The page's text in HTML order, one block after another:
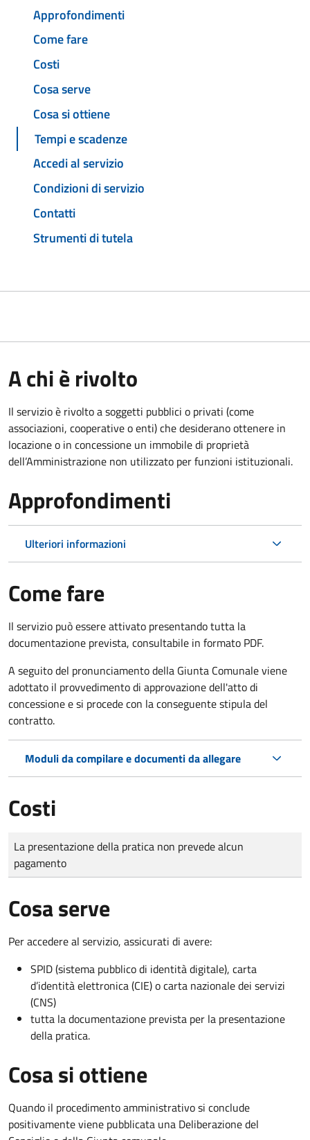
Approfondimenti
Come fare
Costi
Cosa serve
Cosa si ottiene
Tempi e scadenze
Accedi al servizio
Condizioni di servizio
Contatti
Strumenti di tutela
A chi è rivolto
Il servizio è rivolto a soggetti pubblici o privati (come
associazioni, cooperative o enti) che desiderano ottenere in
locazione o in concessione un immobile di proprietà
dell’Amministrazione non utilizzato per funzioni istituzionali.
Approfondimenti
Ulteriori informazioni
Come fare
Il servizio può essere attivato presentando tutta la
documentazione prevista, consultabile in formato PDF.
A seguito del pronunciamento della Giunta Comunale viene
adottato il provvedimento di approvazione dell'atto di
concessione e si procede con la conseguente stipula del
contratto.
Moduli da compilare e documenti da allegare
Costi
Tipo di pagamento
Importo
La presentazione della pratica non prevede alcun
pagamento
Cosa serve
Per accedere al servizio, assicurati di avere:
SPID (sistema pubblico di identità digitale), carta
d’identità elettronica (CIE) o carta nazionale dei servizi
(CNS)
tutta la documentazione prevista per la presentazione
della pratica.
Cosa si ottiene
Quando il procedimento amministrativo si conclude
positivamente viene pubblicata una Deliberazione del